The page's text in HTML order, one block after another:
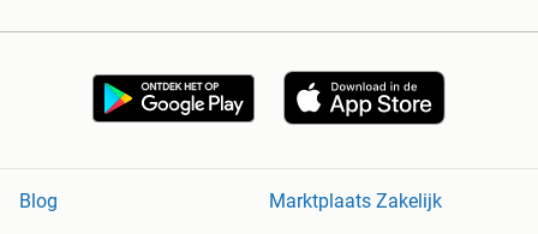
Blog
Marktplaats Zakelijk